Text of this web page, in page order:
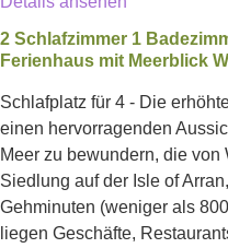
2 Schlafzimmer 1
Ferienhaus mit Meerblick
Schlafplatz für 4 - Die
einen hervorragenden
Meer zu bewundern, die
Siedlung auf der Isle of
Gehminuten (weniger als
liegen Geschäfte,